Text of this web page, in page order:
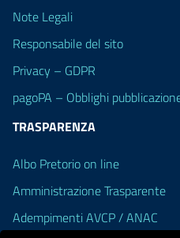
Note Legali
Responsabile del sito
Privacy – GDPR
pagoPA – Obblighi
TRASPARENZA
Albo Pretorio on line
Amministrazione Trasparente
Adempimenti AVCP / ANAC